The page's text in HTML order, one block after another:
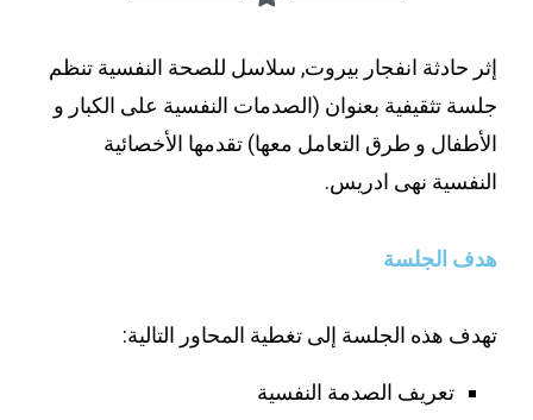
إثر حادثة انفجار بيروت, سلاسل للصحة النفسية تنظم
جلسة تثقيفية بعنوان (الصدمات النفسية على الكبار و
الأطفال و طرق التعامل معها) تقدمها الأخصائية
النفسية نهى ادريس.
هدف الجلسة
تهدف هذه الجلسة إلى تغطية المحاور التالية:
تعريف الصدمة النفسية